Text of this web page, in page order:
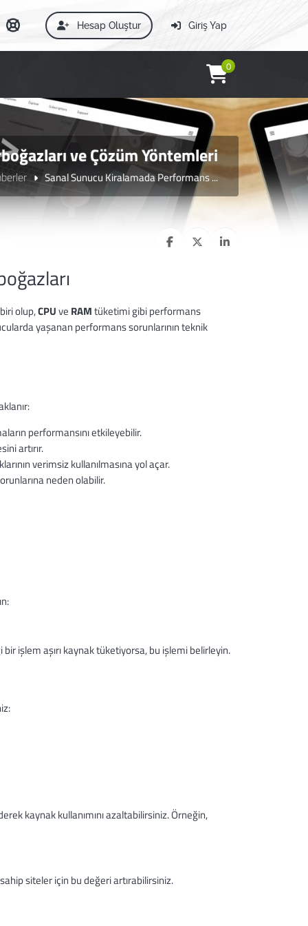
Giriş Yap
Hesap Oluştur
0
ve Çözüm Yöntemleri
Sanal Sunucu Kiralamada Performans ...
olup,CPUve RAMtüketimi gibi performans
yaşanan performans sorunlarının teknik
performansını etkileyebilir.
artırır.
verimsiz kullanılmasına yol açar.
neden olabilir.
işlem aşırı kaynak tüketiyorsa, bu işlemi belirleyin.
kaynak kullanımını azaltabilirsiniz. Örneğin,
siteler için bu değeri artırabilirsiniz.